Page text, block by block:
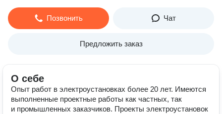
Позвонить Чат
Предложить заказ
О себе
Опыт работ в электроустановках более 20 лет. Имеются
выполненные проектные работы как частных, так
и промышленных заказчиков. Проекты электроустановок